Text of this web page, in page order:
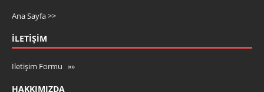
Ana Sayfa >>
İLETIŞIM
İletişim Formu »»
HAKKIMIZDA